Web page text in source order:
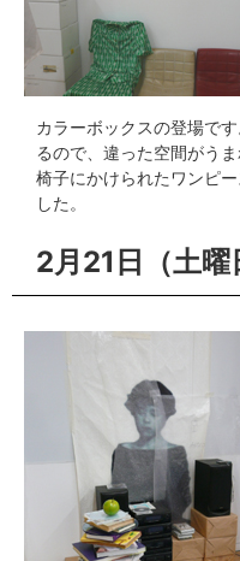
カラーボックスの登場で
るので、違った空間がうま
椅子にかけられたワンピ
した。
2月21日（土曜